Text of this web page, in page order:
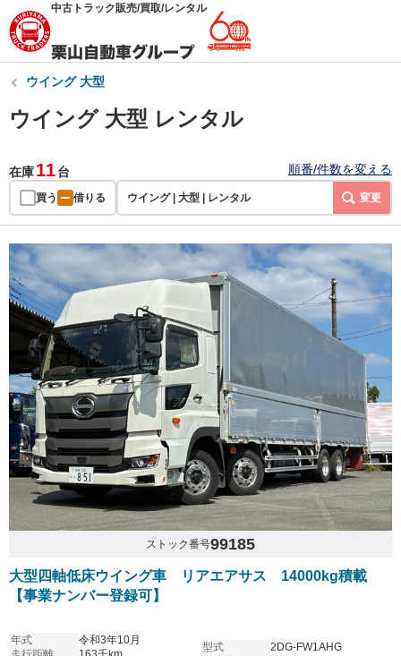
中古トラック販売/買取/レンタル
ウイング 大型
ウイング 大型 レンタル
在庫11台 順番/件数を変える
買う 借りる ウイング | 大型 | レンタル 変更
ストック番号99185
大型四軸低床ウイング車 リアエアサス 14000kg積載
【事業ナンバー登録可】
年式
令和3年10月
型式
2DG-FW1AHG